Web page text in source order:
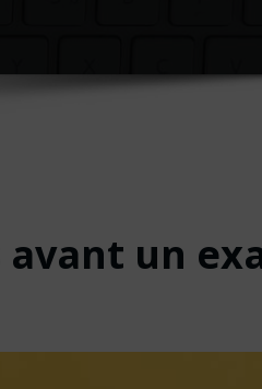
un